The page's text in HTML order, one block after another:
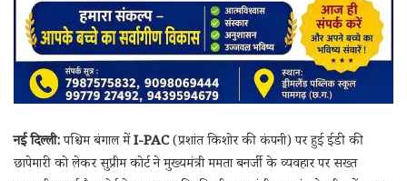
नई दिल्ली:पश्चिम बंगाल मेंI-PAC(प्रशांत किशोर की कंपनी) पर हुई ईडी की
छापेमारी को लेकर सुप्रीम कोर्ट ने मुख्यमंत्री ममता बनर्जी के व्यवहार पर सख्त